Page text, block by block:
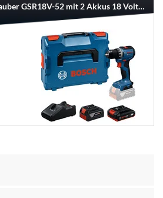
Bosch Akku-Bohrschrauber GSR18V-52 mit 2 Akkus 18 Volt 4.0 Ah und 2.0 Ah in L-BOXX